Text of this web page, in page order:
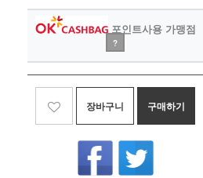
포인트사용 가맹점
?
장바구니 구매하기